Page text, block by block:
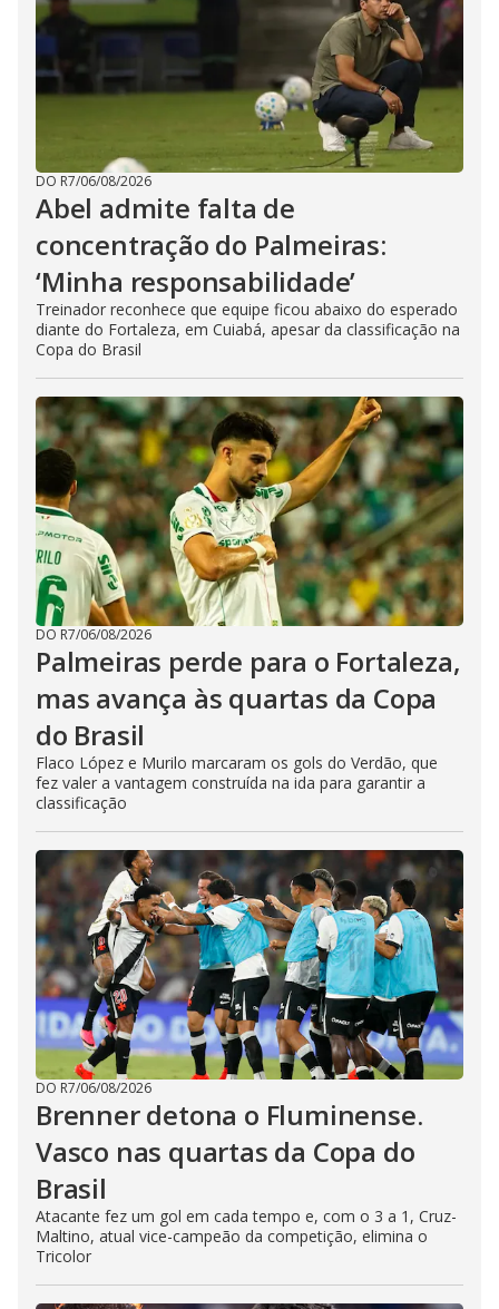
DO R7/06/08/2026
Abel admite falta de
concentração do Palmeiras:
‘Minha responsabilidade’
Treinador reconhece que equipe ficou abaixo do esperado
diante do Fortaleza, em Cuiabá, apesar da classificação na
Copa do Brasil
DO R7/06/08/2026
Palmeiras perde para o Fortaleza,
mas avança às quartas da Copa
do Brasil
Flaco López e Murilo marcaram os gols do Verdão, que
fez valer a vantagem construída na ida para garantir a
classificação
DO R7/06/08/2026
Brenner detona o Fluminense.
Vasco nas quartas da Copa do
Brasil
Atacante fez um gol em cada tempo e, com o 3 a 1, Cruz-
Maltino, atual vice-campeão da competição, elimina o
Tricolor